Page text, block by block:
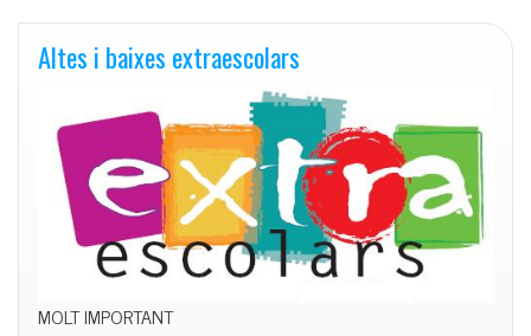
Altes i baixes extraescolars
MOLT IMPORTANT